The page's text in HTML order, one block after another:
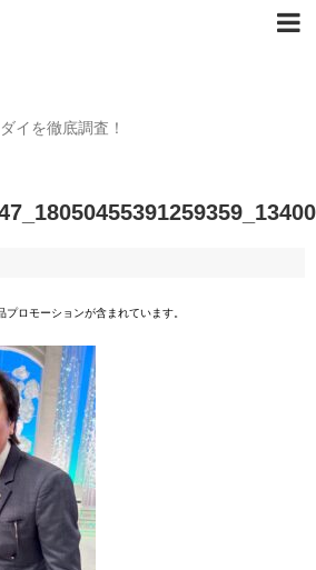
イを徹底調査！
ロモーションが含まれています。